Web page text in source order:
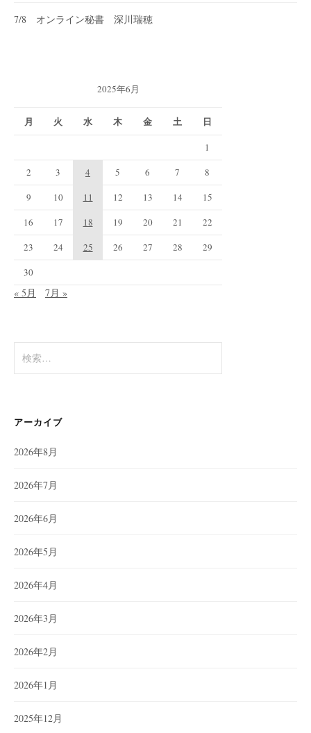
7/8 オンライン秘書 深川瑞穂
2025年6月
月 火 水 木 金 土 日
1
2
3 4 5 6 7
8
9
10 11 12 13 14
15
16
17 18 19 20 21
22
23
24 25 26 27 28
29
30
« 5月 7月 »
索:
アーカイブ
2026年8月
2026年7月
2026年6月
2026年5月
2026年4月
2026年3月
2026年2月
2026年1月
2025年12月